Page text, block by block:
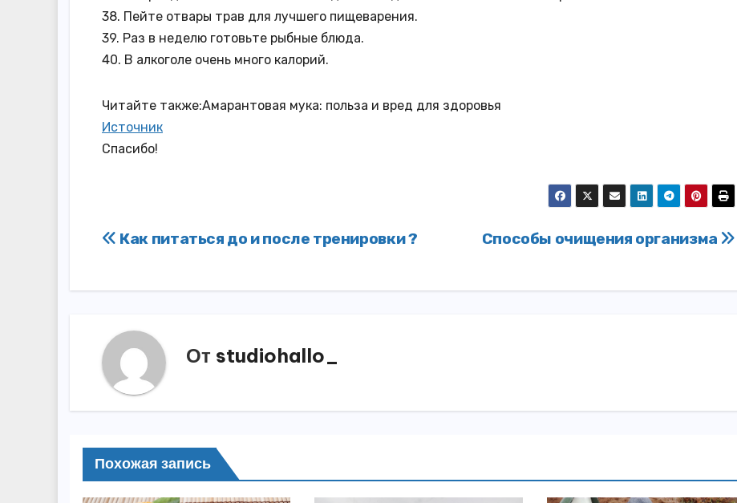
38. Пейте отвары трав для лучшего пищеварения.
39. Раз в неделю готовьте рыбные блюда.
40. В алкоголе очень много калорий.
Читайте также:Амарантовая мука: польза и вред для здоровья
Источник
Спасибо!
Навигация
Способы очищения организма
Как питаться до и после тренировки ?
От studiohallo_
Похожая запись